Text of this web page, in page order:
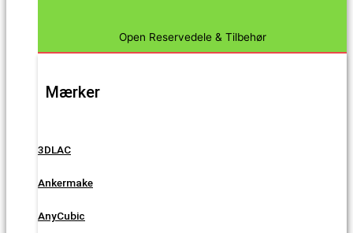
Open Reservedele & Tilbehør
Mærker
3DLAC
Ankermake
AnyCubic